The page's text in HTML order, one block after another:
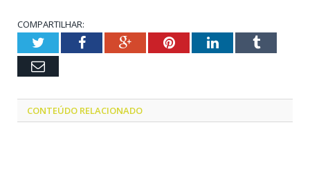
COMPARTILHAR:
TwitterFacebookGoogle+PinterestLinkedInTumblr
Email
CONTEÚDO RELACIONADO